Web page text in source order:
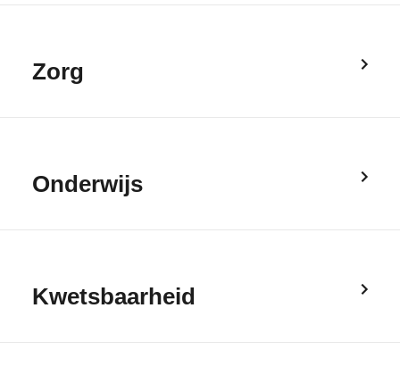
Zorg
Onderwijs
Kwetsbaarheid